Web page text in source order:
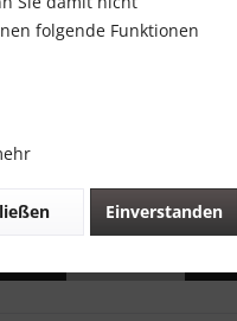
10-tlg.
folgende Funktionen
Einverstanden